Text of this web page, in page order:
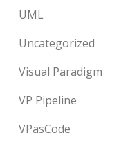
UML
Uncategorized
Visual Paradigm
VP Pipeline
VPasCode